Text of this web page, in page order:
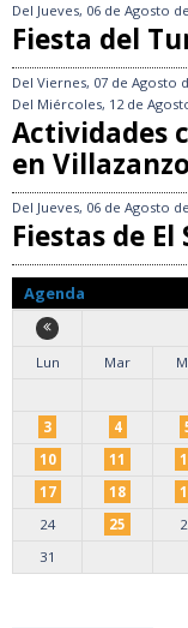
Del Jueves, 06 de Agosto
Fiesta del
Del Viernes, 07 de Agosto
Del Miércoles, 12 de
Actividades
en Villazanzo
Del Jueves, 06 de Agosto
Fiestas de
Agenda
Lun
Mar
3
4
10
11
17
18
24
25
31